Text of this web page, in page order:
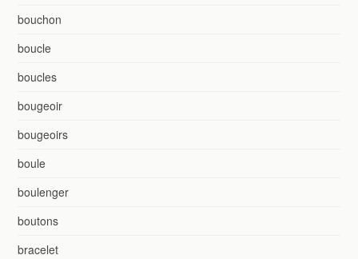
bouchon
boucle
boucles
bougeoir
bougeoirs
boule
boulenger
boutons
bracelet